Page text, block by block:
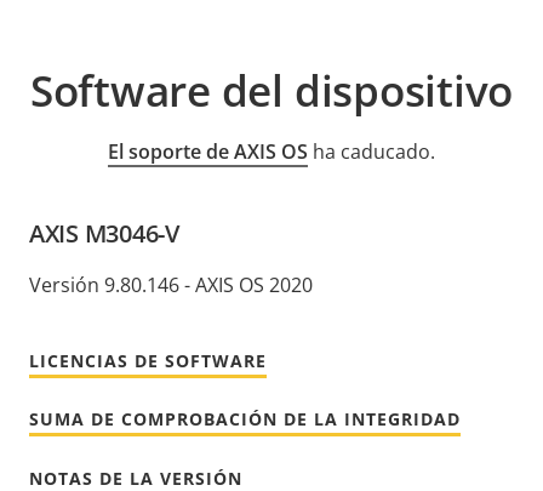
Software del dispositivo
El soporte de AXIS OS ha caducado.
AXIS M3046-V
Versión 9.80.146 - AXIS OS 2020
LICENCIAS DE SOFTWARE
SUMA DE COMPROBACIÓN DE LA INTEGRIDAD
NOTAS DE LA VERSIÓN